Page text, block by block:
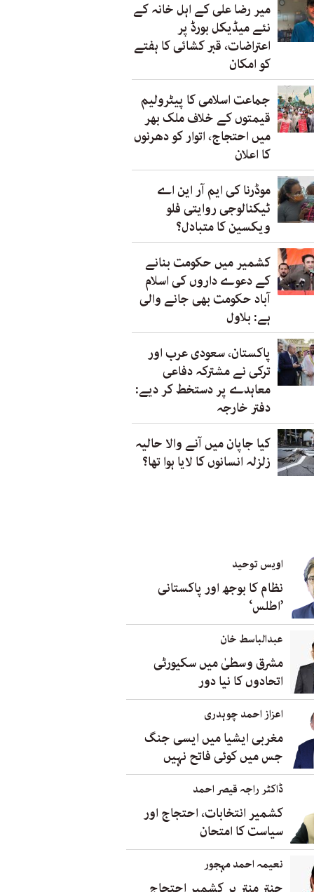
میر رضا علی کے اہل خانہ کے
نئے میڈیکل بورڈ پر
اعتراضات، قبر کشائی کا ہفتے
کو امکان
جماعت اسلامی کا پیٹرولیم
قیمتوں کے خلاف ملک بھر
میں احتجاج، اتوار کو دھرنوں
کا اعلان
موڈرنا کی ایم آر این اے
ٹیکنالوجی روایتی فلو
ویکسین کا متبادل؟
کشمیر میں حکومت بنانے
کے دعوے داروں کی اسلام
آباد حکومت بھی جانے والی
ہے: بلاول
پاکستان، سعودی عرب اور
ترکی نے مشترکہ دفاعی
معاہدے پر دستخط کر دیے:
دفتر خارجہ
کیا جاپان میں آنے والا حالیہ
زلزلہ انسانوں کا لایا ہوا تھا؟
اویس توحید
نظام کا بوجھ اور پاکستانی
’اطلس‘
عبدالباسط خان
مشرق وسطیٰ میں سکیورٹی
اتحادوں کا نیا دور
اعزاز احمد چوہدری
مغربی ایشیا میں ایسی جنگ
جس میں کوئی فاتح نہیں
ڈاکٹر راجہ قیصر احمد
کشمیر انتخابات، احتجاج اور
سیاست کا امتحان
نعیمہ احمد مہجور